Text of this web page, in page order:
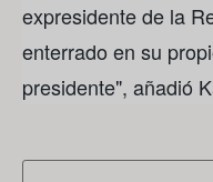
expresidente de la
enterrado en su
presidente", añadió